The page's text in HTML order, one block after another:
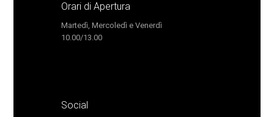
Orari di Apertura
Martedì, Mercoledì e Venerdì
10.00/13.00
Social